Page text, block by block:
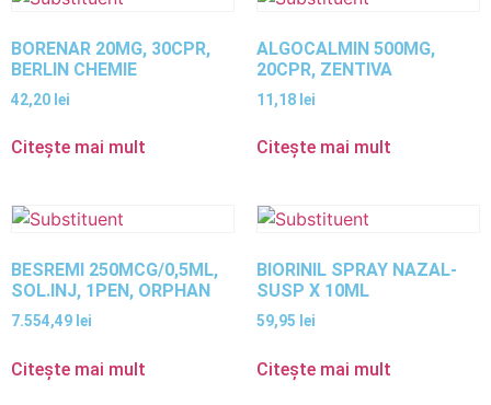
BORENAR 20MG, 30CPR,
BERLIN CHEMIE
42,20 lei
Citește mai mult
ALGOCALMIN 500MG,
20CPR, ZENTIVA
11,18 lei
Citește mai mult
BESREMI 250MCG/0,5ML,
SOL.INJ, 1PEN, ORPHAN
7.554,49 lei
Citește mai mult
BIORINIL SPRAY NAZAL-
SUSP X 10ML
59,95 lei
Citește mai mult